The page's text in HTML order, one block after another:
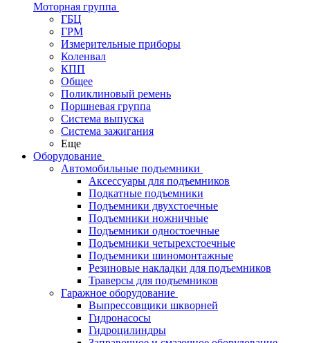
Моторная группа
ГБЦ
ГРМ
Измерительные приборы
Коленвал
КПП
Общее
Поликлиновый ремень
Поршневая группа
Система выпуска
Система зажигания
Еще
Оборудование
Автомобильные подъемники
Аксессуары для подъемников
Подкатные подъемники
Подъемники двухстоечные
Подъемники ножничные
Подъемники одностоечные
Подъемники четырехстоечные
Подъемники шиномонтажные
Резиновые накладки для подъемников
Траверсы для подъемников
Гаражное оборудование
Выпрессовщики шкворней
Гидронасосы
Гидроцилиндры